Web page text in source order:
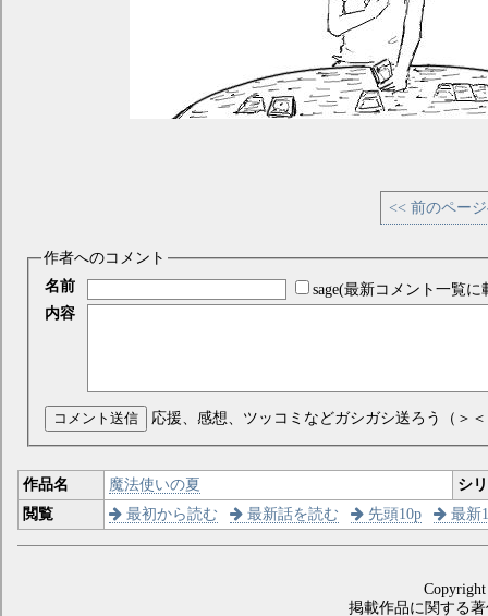
<< 前のペー
作者へのコメント
名前
sage(最新コメント一覧に
内容
コメント送信 応援、感想、ツッコミなどガシガシ送ろう（＞
作品名 魔法使いの夏
シ
閲覧
最初から読む 最新話を読む 先頭10p 最新
掲載作品に関する